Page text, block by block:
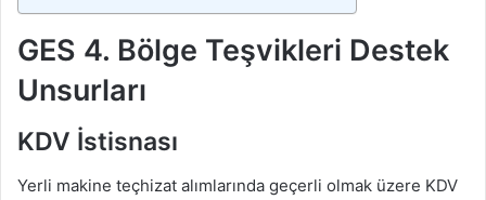
GES 4. Bölge Teşvikleri Destek
Unsurları
KDV İstisnası
Yerli makine teçhizat alımlarında geçerli olmak üzere KDV